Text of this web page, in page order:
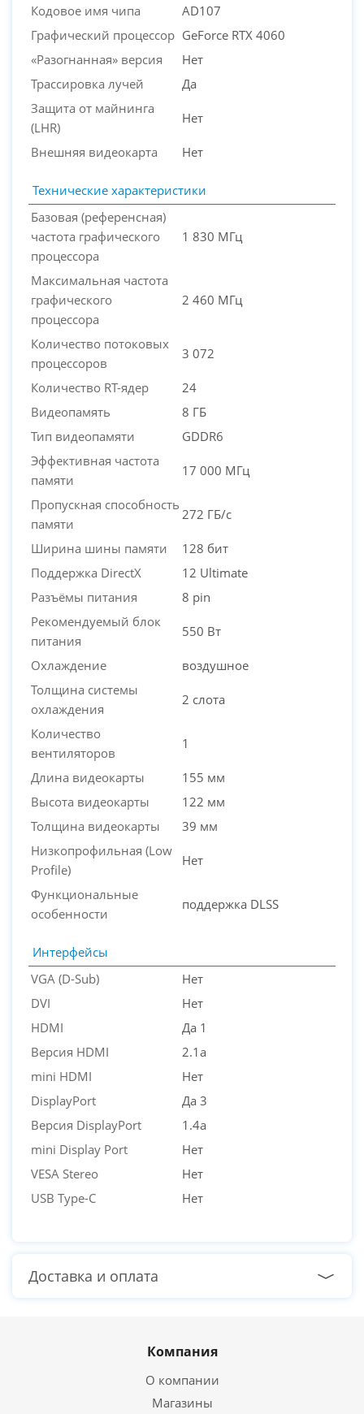
Кодовое имя чипа
AD107
Графический процессор GeForce RTX 4060
«Разогнанная» версия
Нет
Трассировка лучей
Да
Защита от майнинга
(LHR)
Нет
Внешняя видеокарта Нет
Технические характеристики
Базовая (референсная)
частота графического
процессора
1 830 МГц
Максимальная частота
графического
процессора
2 460 МГц
Количество потоковых
процессоров
3 072
Количество RT-ядер
24
Видеопамять
8 ГБ
Тип видеопамяти
GDDR6
Эффективная частота
памяти
17 000 МГц
Пропускная способность
памяти
272 ГБ/с
Ширина шины памяти
128 бит
Поддержка DirectX
12 Ultimate
Разъёмы питания
8 pin
Рекомендуемый блок
питания
550 Вт
Охлаждение
воздушное
Толщина системы
охлаждения
2 слота
Количество
вентиляторов
1
Длина видеокарты
155 мм
Высота видеокарты
122 мм
Толщина видеокарты
39 мм
Низкопрофильная (Low
Profile)
Нет
Функциональные
особенности
поддержка DLSS
Интерфейсы
VGA (D-Sub)
Нет
DVI
Нет
HDMI
Да 1
Версия HDMI
2.1a
mini HDMI
Нет
DisplayPort
Да 3
Версия DisplayPort
1.4a
mini Display Port
Нет
VESA Stereo
Нет
USB Type-C
Нет
Доставка и оплата
Компания
О компании
Магазины